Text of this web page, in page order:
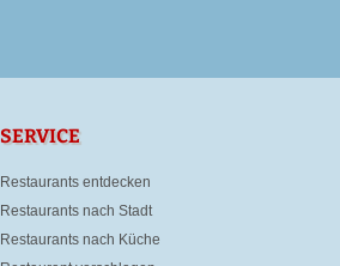
SERVICE
Restaurants entdecken
Restaurants nach Stadt
Restaurants nach Küche